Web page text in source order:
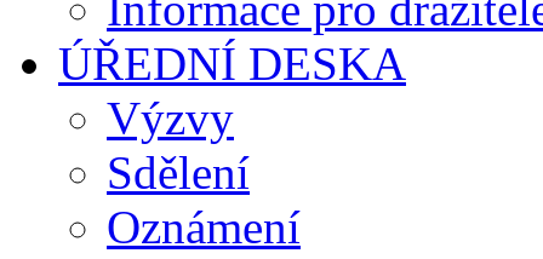
ÚŘEDNÍ DESKA
Výzvy
Sdělení
Oznámení